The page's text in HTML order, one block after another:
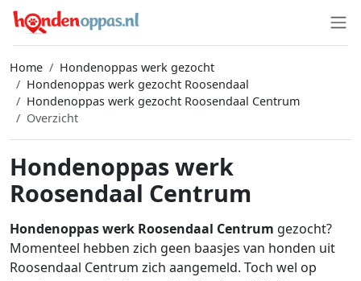
Home
Hondenoppas werk gezocht
Hondenoppas werk gezocht Roosendaal
Hondenoppas werk gezocht Roosendaal Centrum
Overzicht
Hondenoppas werk
Roosendaal Centrum
Hondenoppas werk Roosendaal Centrum gezocht?
Momenteel hebben zich geen baasjes van honden uit
Roosendaal Centrum zich aangemeld. Toch wel op